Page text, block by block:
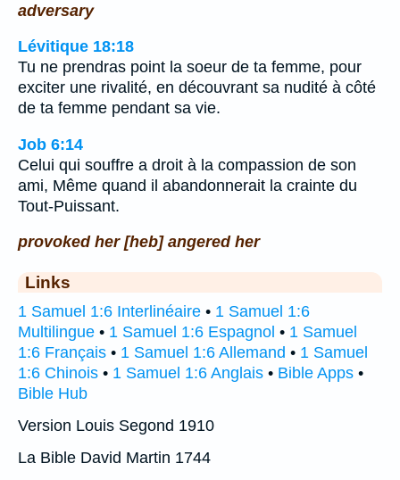
adversary
Lévitique 18:18
Tu ne prendras point la soeur de ta femme, pour
exciter une rivalité, en découvrant sa nudité à côté
de ta femme pendant sa vie.
Job 6:14
Celui qui souffre a droit à la compassion de son
ami, Même quand il abandonnerait la crainte du
Tout-Puissant.
provoked her [heb] angered her
Links
1 Samuel 1:6 Interlinéaire • 1 Samuel 1:6
Multilingue • 1 Samuel 1:6 Espagnol • 1 Samuel
1:6 Français • 1 Samuel 1:6 Allemand • 1 Samuel
1:6 Chinois • 1 Samuel 1:6 Anglais • Bible Apps •
Bible Hub
Version Louis Segond 1910
La Bible David Martin 1744